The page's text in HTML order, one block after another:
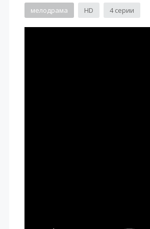
мелодрама HD 4 серии